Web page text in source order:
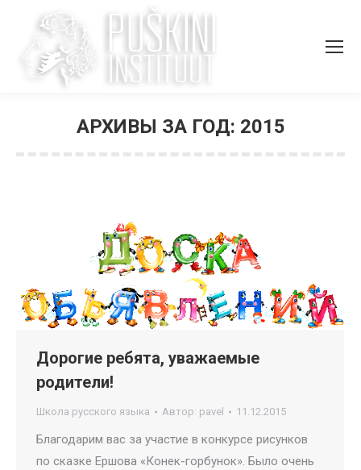
АРХИВЫ ЗА ГОД: 2015
Дорогие ребята, уважаемые
родители!
Школа русского языка Автор: pavel 11.12.2015
Благодарим вас за участие в конкурсе рисунков
по сказке Ершова «Конек-горбунок». Было очень